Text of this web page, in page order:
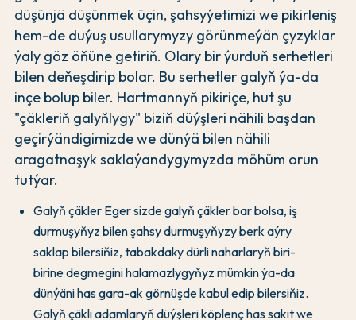
düşünjä düşünmek üçin, şahsyýetimizi we pikirleniş
hem-de duýuş usullarymyzy görünmeýän çyzyklar
ýaly göz öňüne getiriň. Olary bir ýurduň serhetleri
bilen deňeşdirip bolar. Bu serhetler galyň ýa-da
inçe bolup biler. Hartmannyň pikiriçe, hut şu
"çäkleriň galyňlygy" biziň düýşleri nähili başdan
geçirýändigimizde we dünýä bilen nähili
aragatnaşyk saklaýandygymyzda möhüm orun
tutýar.
Galyň çäkler Eger sizde galyň çäkler bar bolsa, iş
durmuşyňyz bilen şahsy durmuşyňyzy berk aýry
saklap bilersiňiz, tabakdaky dürli naharlaryň biri-
birine degmegini halamazlygyňyz mümkin ýa-da
dünýäni has gara-ak görnüşde kabul edip bilersiňiz.
Galyň çäkli adamlaryň düýşleri köplenç has sakit we